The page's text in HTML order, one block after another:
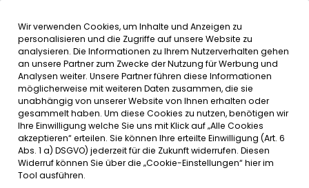
MENÜ
SERVICE
DATUMSMENÜ
JAHR WÄHLEN
MONAT WÄHLEN
Wir verwenden Cookies, um Inhalte und Anzeigen zu
personalisieren und die Zugriffe auf unsere Website zu
analysieren. Die Informationen zu Ihrem Nutzerverhalten gehen
an unsere Partner zum Zwecke der Nutzung für Werbung und
Analysen weiter. Unsere Partner führen diese Informationen
möglicherweise mit weiteren Daten zusammen, die sie
unabhängig von unserer Website von Ihnen erhalten oder
gesammelt haben. Um diese Cookies zu nutzen, benötigen wir
Ihre Einwilligung welche Sie uns mit Klick auf „Alle Cookies
akzeptieren“ erteilen. Sie können Ihre erteilte Einwilligung (Art. 6
Abs. 1 a) DSGVO) jederzeit für die Zukunft widerrufen. Diesen
Widerruf können Sie über die „Cookie-Einstellungen“ hier im
Tool ausführen.